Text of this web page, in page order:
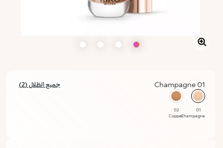
01 Champagne جميع الظلال (2)
محدد
01
Champagne
02
Copper